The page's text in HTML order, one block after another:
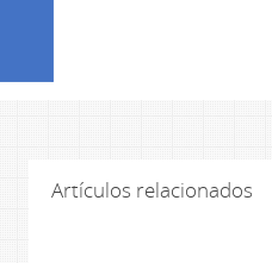
Artículos relacionados